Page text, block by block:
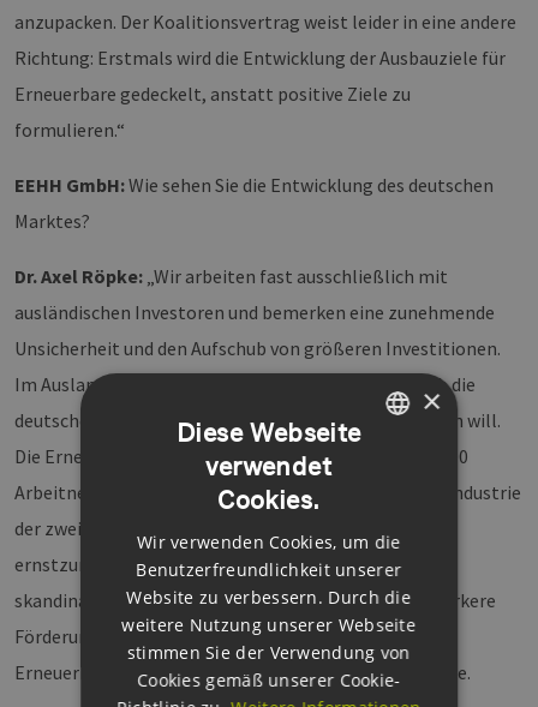
anzupacken. Der Koalitionsvertrag weist leider in eine andere
Richtung: Erstmals wird die Entwicklung der Ausbauziele für
Erneuerbare gedeckelt, anstatt positive Ziele zu
formulieren.“
EEHH GmbH:Wie sehen Sie die Entwicklung des deutschen
Marktes?
Dr. Axel Röpke: „Wir arbeiten fast ausschließlich mit
ausländischen Investoren und bemerken eine zunehmende
Unsicherheit und den Aufschub von größeren Investitionen.
Im Ausland stellt man sich immer mehr die Frage, ob die
deutsche Politik die Energiewende ernsthaft umsetzen will.
Die Erneuerbare-Energien-Branche ist mit rund 380.000
Arbeitnehmern deutschlandweit nach der Automobilindustrie
der zweitgrößte Jobmotor im Land – also eine
ernstzunehmende Industrie. Insbesondere in den
skandinavischen Ländern beobachten wir eine viel stärkere
Förderung und vor allem politische Akzeptanz der
Erneuerbaren Energien, die auch hier angemessen wäre.
GERMAN
×
Diese Webseite
verwendet
Cookies.
Wir verwenden Cookies, um die
Benutzerfreundlichkeit unserer
Website zu verbessern. Durch die
weitere Nutzung unserer Webseite
stimmen Sie der Verwendung von
Cookies gemäß unserer Cookie-